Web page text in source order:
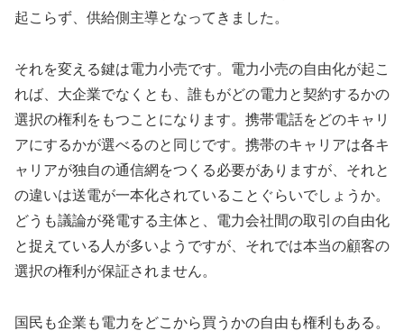
起こらず、供給側主導となってきました。
それを変える鍵は電力小売です。電力小売の自由化が起こ
れば、大企業でなくとも、誰もがどの電力と契約するかの
選択の権利をもつことになります。携帯電話をどのキャリ
アにするかが選べるのと同じです。携帯のキャリアは各キ
ャリアが独自の通信網をつくる必要がありますが、それと
の違いは送電が一本化されていることぐらいでしょうか。
どうも議論が発電する主体と、電力会社間の取引の自由化
と捉えている人が多いようですが、それでは本当の顧客の
選択の権利が保証されません。
国民も企業も電力をどこから買うかの自由も権利もある。